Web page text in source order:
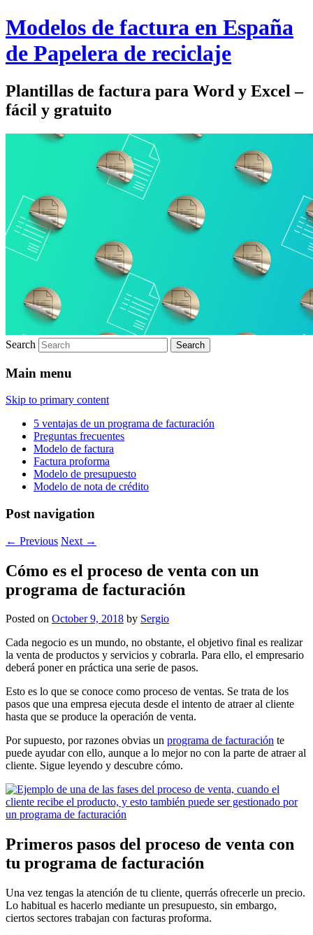
Modelos de factura en España
de Papelera de reciclaje
Plantillas de factura para Word y Excel –
fácil y gratuito
Search
Main menu
Skip to primary content
5 ventajas de un programa de facturación
Preguntas frecuentes
Modelo de factura
Factura proforma
Modelo de presupuesto
Modelo de nota de crédito
Post navigation
← Previous Next →
Cómo es el proceso de venta con un
programa de facturación
Posted on October 9, 2018 by Sergio
Cada negocio es un mundo, no obstante, el objetivo final es realizar
la venta de productos y servicios y cobrarla. Para ello, el empresario
deberá poner en práctica una serie de pasos.
Esto es lo que se conoce como proceso de ventas. Se trata de los
pasos que una empresa ejecuta desde el intento de atraer al cliente
hasta que se produce la operación de venta.
Por supuesto, por razones obvias un programa de facturación te
puede ayudar con ello, aunque a lo mejor no con la parte de atraer al
cliente. Sigue leyendo y descubre cómo.
Primeros pasos del proceso de venta con
tu programa de facturación
Una vez tengas la atención de tu cliente, querrás ofrecerle un precio.
Lo habitual es hacerlo mediante un presupuesto, sin embargo,
ciertos sectores trabajan con facturas proforma.